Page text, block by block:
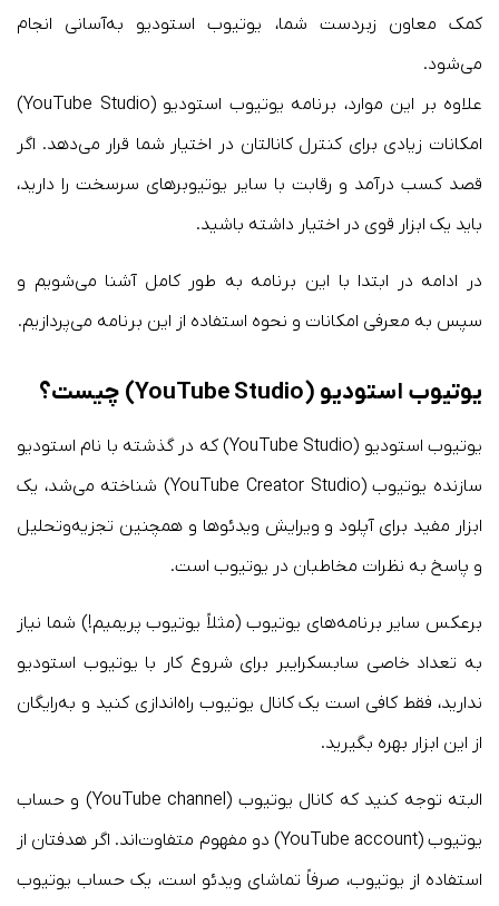
کمک معاون زبردست شما، یوتیوب استودیو به‌آسانی انجام
می‌شود.
علاوه بر این موارد، برنامه یوتیوب استودیو (YouTube Studio)
امکانات زیادی برای کنترل کانالتان در اختیار شما قرار می‌دهد. اگر
قصد کسب درآمد و رقابت با سایر یوتیوبرهای سرسخت را دارید،
باید یک ابزار قوی در اختیار داشته باشید.
در ادامه در ابتدا با این برنامه به طور کامل آشنا می‌شویم و
سپس به معرفی امکانات و نحوه استفاده از این برنامه می‌پردازیم.
یوتیوب استودیو (YouTube Studio) چیست؟
یوتیوب استودیو (YouTube Studio) که در گذشته با نام استودیو
سازنده یوتیوب (YouTube Creator Studio) شناخته می‌شد، یک
ابزار مفید برای آپلود و ویرایش ویدئوها و همچنین تجزیه‌وتحلیل
و پاسخ به نظرات مخاطبان در یوتیوب است.
برعکس سایر برنامه‌های یوتیوب (مثلاً یوتیوب پریمیم!) شما نیاز
به تعداد خاصی سابسکرایبر برای شروع کار با یوتیوب استودیو
ندارید، فقط کافی است یک کانال یوتیوب راه‌اندازی کنید و به‌رایگان
از این ابزار بهره بگیرید.
البته توجه کنید که کانال یوتیوب (YouTube channel) و حساب
یوتیوب (YouTube account) دو مفهوم متفاوت‌اند. اگر هدفتان از
استفاده از یوتیوب، صرفاً تماشای ویدئو است، یک حساب یوتیوب